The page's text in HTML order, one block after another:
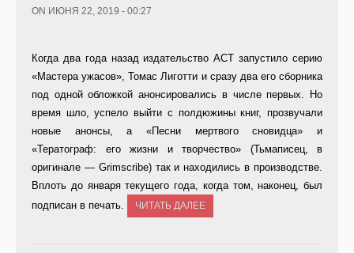
ON ИЮНЯ 22, 2019 - 00:27
Когда два года назад издательство АСТ запустило серию
«Мастера ужасов», Томас Лиготти и сразу два его сборника
под одной обложкой анонсировались в числе первых. Но
время шло, успело выйти с полдюжины книг, прозвучали
новые анонсы, а «Песни мертвого сновидца» и
«Тератограф: его жизни и творчество» (Тьмаписец, в
оригинале — Grimscribe) так и находились в производстве.
Вплоть до января текущего года, когда том, наконец, был
подписан в печать.
ЧИТАТЬ ДАЛЕЕ